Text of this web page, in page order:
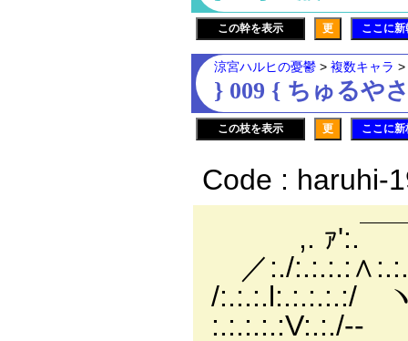
この幹を表示 更 ここに
涼宮ハルヒの憂鬱 > 複数キャラ >
} 009 { ちゅるや
この枝を表示 更 ここに
Code : haruhi-
,. ｧ':.￣￣
／:./
/:.:.:.l:.:.:.:.:/